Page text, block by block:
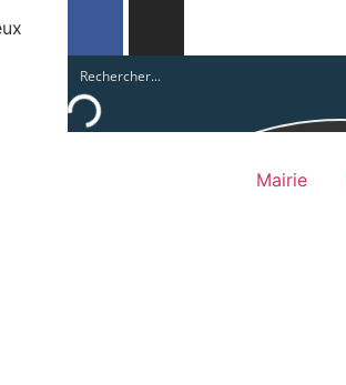
Mairie